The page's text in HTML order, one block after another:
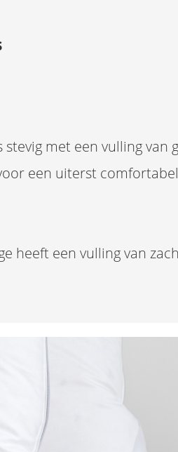
met een vulling
een uiterst
heeft een vulling van